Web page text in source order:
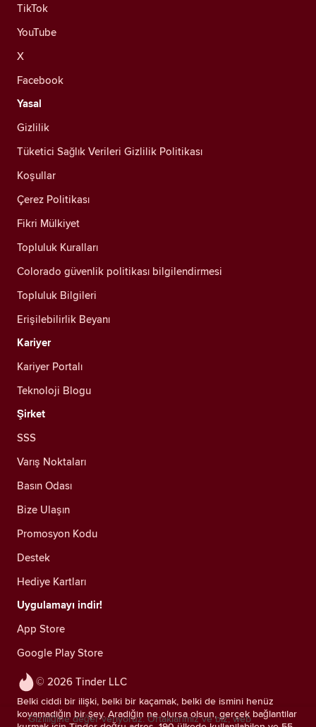
© 2026 Tinder LLC
Belki ciddi bir ilişki, belki bir kaçamak, belki de ismini henüz
koyamadığın bir şey. Aradığın ne olursa olsun, gerçek bağlantılar
TikTok
YouTube
X
Facebook
Yasal
Gizlilik
Tüketici Sağlık Verileri Gizlilik Politikası
Koşullar
Çerez Politikası
Fikri Mülkiyet
Topluluk Kuralları
Colorado güvenlik politikası bilgilendirmesi
Topluluk Bilgileri
Erişilebilirlik Beyanı
Kariyer
Kariyer Portalı
Teknoloji Blogu
Şirket
SSS
Varış Noktaları
Basın Odası
Bize Ulaşın
Promosyon Kodu
Destek
Hediye Kartları
Uygulamayı indir!
App Store
Google Play Store
Gizliliğine değer veriyoruz. Ortaklarımız ve biz; web